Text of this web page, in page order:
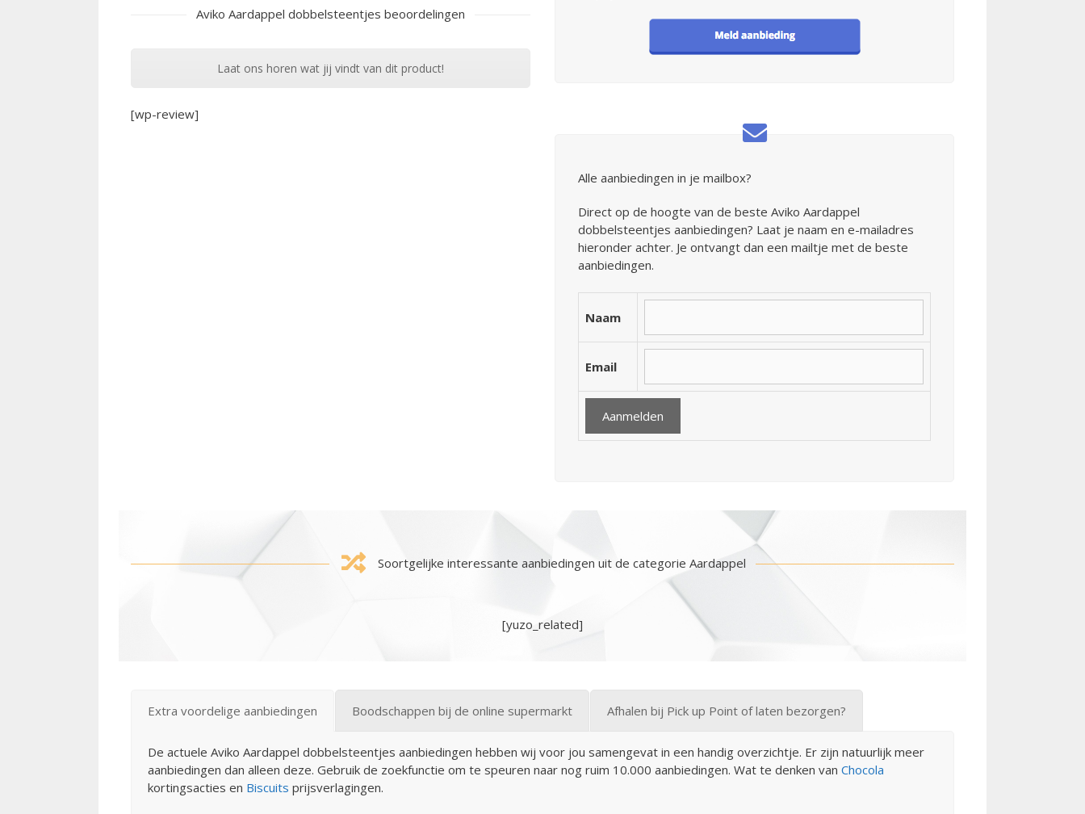
Aviko Aardappel dobbelsteentjes beoordelingen
Laat ons horen wat jij vindt van dit product!
[wp-review]
Alle aanbiedingen in je mailbox?
Direct op de hoogte van de beste Aviko Aardappel
dobbelsteentjes aanbiedingen? Laat je naam en e-mailadres
hieronder achter. Je ontvangt dan een mailtje met de beste
aanbiedingen.
Naam
Email
Soortgelijke interessante aanbiedingen uit de categorie Aardappel
[yuzo_related]
Extra voordelige aanbiedingen Boodschappen bij de online supermarkt Afhalen bij Pick up Point of laten bezorgen?
De actuele Aviko Aardappel dobbelsteentjes aanbiedingen hebben wij voor jou samengevat in een handig overzichtje. Er zijn natuurlijk meer
aanbiedingen dan alleen deze. Gebruik de zoekfunctie om te speuren naar nog ruim 10.000 aanbiedingen. Wat te denken van Chocola
kortingsacties en Biscuits prijsverlagingen.